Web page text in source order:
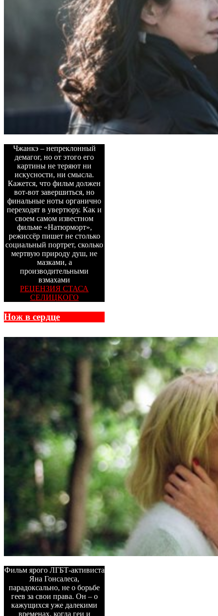
Чжанкэ – непреклонный
демагог, но от этого его
картины не теряют ни
искусности, ни смысла.
Кажется, что фильм должен
вот-вот завершиться, но
финальные ноты органично
переходят в увертюру. Как и
своем самом известном
фильме «Натюрморт»,
режиссёр пишет не столько
социальный портрет, сколько
мертвую природу душ, не
мазками, а
производительными
взмахами
РЕЦЕНЗИЯ СТАСА
СЕЛИЦКОГО
Нож в сердце
Фильм ярого ЛГБТ-активиста
Яна Гонсалеса,
парадоксально, не о борьбе
геев за свои права. Он – о
кажущихся уже далекими
временах, когда геи и